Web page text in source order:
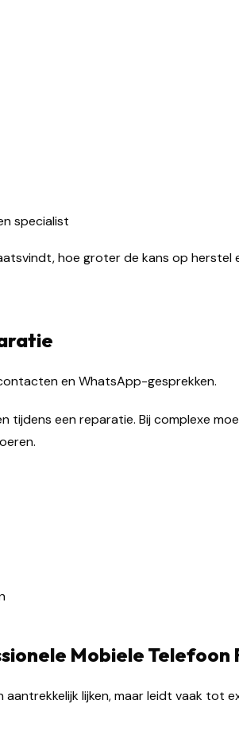
specialist
hoe groter de kans op herstel
en WhatsApp-gesprekken.
tijdens een reparatie. Bij complexe
Mobiele Telefoon
lijken, maar leidt vaak tot